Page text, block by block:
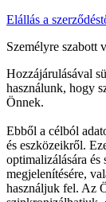
Elállás a
Személyre szabott
Hozzájárulásával
használunk, hogy
Önnek.
Ebből a célból
és eszközeikről.
optimalizálására és
megjelenítésére,
használjuk fel. Az